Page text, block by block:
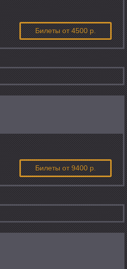
Билеты от 4500 р.
Билеты от 9400 р.